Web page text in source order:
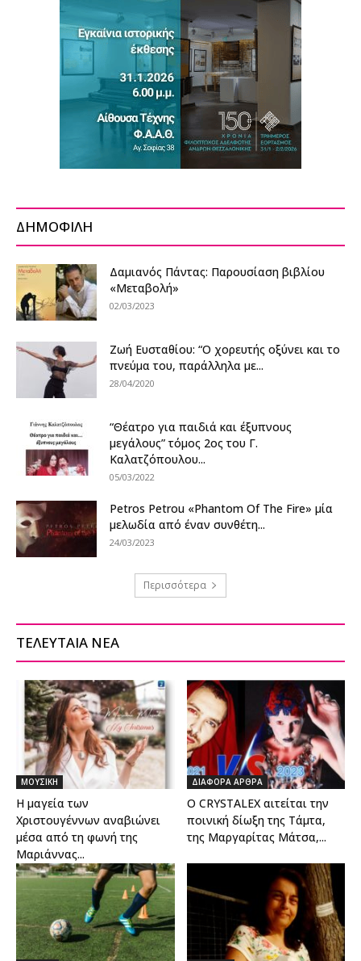
ΔΗΜΟΦΙΛΗ
Δαμιανός Πάντας: Παρουσίαση βιβλίου
«Μεταβολή»
02/03/2023
Ζωή Ευσταθίου: “Ο χορευτής οξύνει και το
πνεύμα του, παράλληλα με...
28/04/2020
“Θέατρο για παιδιά και έξυπνους
μεγάλους” τόμος 2ος του Γ.
Καλατζόπουλου...
05/03/2022
Petros Petrou «Phantom Of The Fire» μία
μελωδία από έναν συνθέτη...
24/03/2023
Περισσότερα
ΤΕΛΕΥΤΑΙΑ ΝΕΑ
ΜΟΥΣΙΚΗ
Η μαγεία των
Χριστουγέννων αναβιώνει
μέσα από τη φωνή της
Μαριάννας...
ΔΙΑΦΟΡΑ ΑΡΘΡΑ
Ο CRYSTALEX αιτείται την
ποινική δίωξη της Τάμτα,
της Μαργαρίτας Μάτσα,...